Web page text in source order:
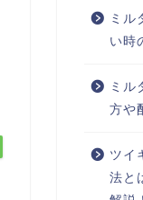
ミル
い時
ミル
方や
ツイ
法と